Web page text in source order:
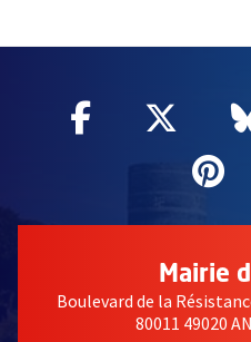
Facebook
, Ouvre ,
,
Mairie
Boulevard de la
80011 49020